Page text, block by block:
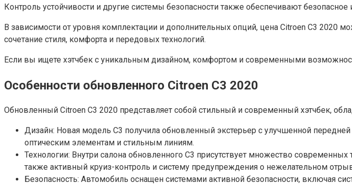
Контроль устойчивости и другие системы безопасности также обеспечивают
В зависимости от уровня комплектации и дополнительных опций, цена Citroen C3 2020
сочетание стиля, комфорта и передовых технологий.
Если вы ищете хэтчбек с уникальным дизайном, комфортом и современными
Особенности обновленного Citroen C3 2020
Обновленный Citroen C3 2020 представляет собой стильный и современный хэтчбек,
Дизайн: Новая модель C3 получила обновленный экстерьер с улучшенной
оптическим элементам и стильным линиям.
Технологии: Внутри салона обновленного C3 присутствует множество
также активный круиз-контроль и систему предупреждения о нежелательном
Безопасность: Автомобиль оснащен системами активной безопасности, включая